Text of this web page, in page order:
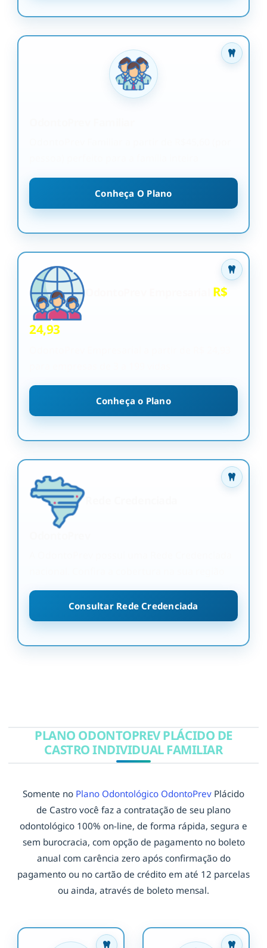
Conheça O Plano
R$
24,93
Conheça o Plano
Consultar Rede Credenciada
PLANO ODONTOPREV PLÁCIDO DE
CASTRO INDIVIDUAL FAMILIAR
Somente no Plano Odontológico OdontoPrev Plácido
de Castro você faz a contratação de seu plano
odontológico 100% on-line, de forma rápida, segura e
sem burocracia, com opção de pagamento no boleto
anual com carência zero após confirmação do
pagamento ou no cartão de crédito em até 12 parcelas
ou ainda, através de boleto mensal.